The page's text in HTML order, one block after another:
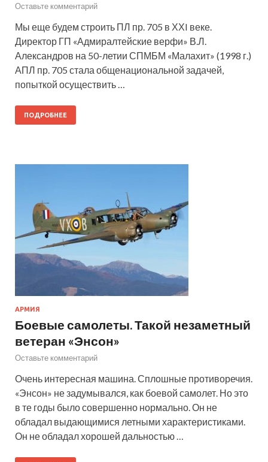
Оставьте комментарий
Мы еще будем строить ПЛ пр. 705 в ХХI веке.
Директор ГП «Адмиралтейские верфи» В.Л.
Александров на 50-летии СПМБМ «Малахит» (1998 г.)
АПЛ пр. 705 стала общенациональной задачей,
попыткой осуществить …
ПОДРОБНЕЕ
АРМИЯ
Боевые самолеты. Такой незаметный
ветеран «Энсон»
Оставьте комментарий
Очень интересная машина. Сплошные противоречия.
«Энсон» не задумывался, как боевой самолет. Но это
в те годы было совершенно нормально. Он не
обладал выдающимися летными характеристиками.
Он не обладал хорошей дальностью …